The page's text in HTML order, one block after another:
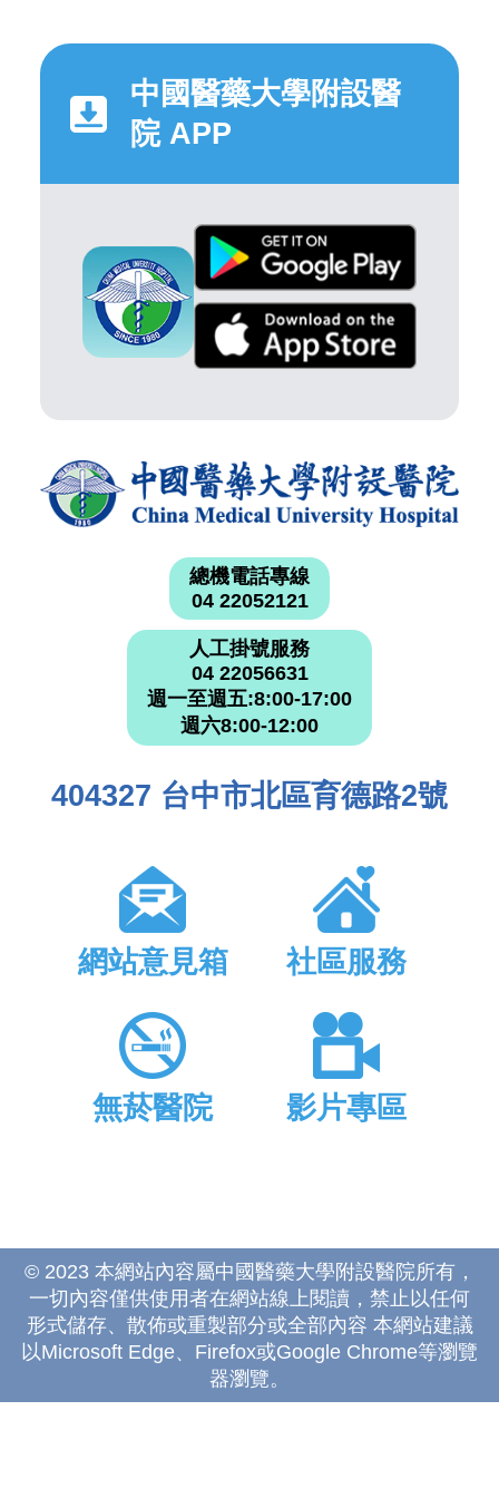
中國醫藥大學附設醫
院 APP
總機電話專線
04 22052121
人工掛號服務
04 22056631
週一至週五:8:00-17:00
週六8:00-12:00
404327 台中市北區育德路2號
網站意見箱 社區服務
無菸醫院 影片專區
© 2023 本網站內容屬中國醫藥大學附設醫院所有，
一切內容僅供使用者在網站線上閱讀，禁止以任何
形式儲存、散佈或重製部分或全部內容 本網站建議
以Microsoft Edge、Firefox或Google Chrome等瀏覽
器瀏覽。